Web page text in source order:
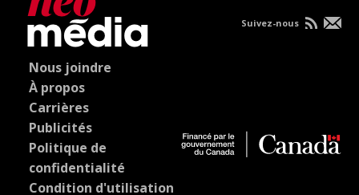
Nous joindre
À propos
Carrières
Publicités
Politique de
confidentialité
Condition d'utilisation
Suivez-nous